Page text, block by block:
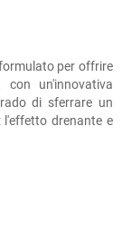
per offrire
un'innovativa
di sferrare un
drenante e